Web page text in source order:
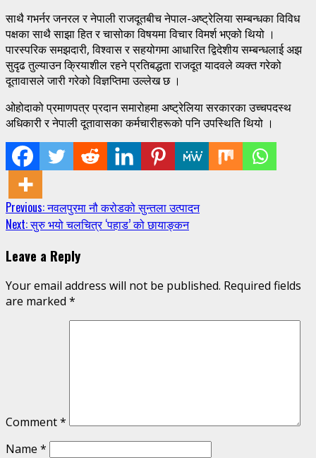
साथै गभर्नर जनरल र नेपाली राजदूतबीच नेपाल-अष्ट्रेलिया सम्बन्धका विविध
पक्षका साथै साझा हित र चासोका विषयमा विचार विमर्श भएको थियो ।
पारस्परिक समझदारी, विश्वास र सहयोगमा आधारित द्विदेशीय सम्बन्धलाई अझ
सुदृढ तुल्याउन क्रियाशील रहने प्रतिबद्धता राजदूत यादवले व्यक्त गरेको
दूतावासले जारी गरेको विज्ञप्तिमा उल्लेख छ ।
ओहोदाको प्रमाणपत्र प्रदान समारोहमा अष्ट्रेलिया सरकारका उच्चपदस्थ
अधिकारी र नेपाली दूतावासका कर्मचारीहरूको पनि उपस्थिति थियो ।
Continue
Reading
Previous:नवलपुरमा नौ करोडको सुन्तला उत्पादन
Next:सुरु भयो चलचित्र ‘पहाड’ को छायाङ्कन
Leave a Reply
Your email address will not be published. Required fields
are marked *
Comment*
Name *